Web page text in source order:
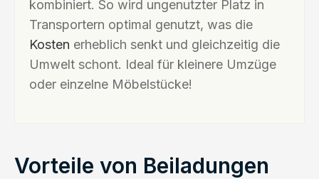
kombiniert. So wird ungenutzter Platz in
Transportern optimal genutzt, was die
Kosten erheblich senkt und gleichzeitig die
Umwelt schont. Ideal für kleinere Umzüge
oder einzelne Möbelstücke!
Vorteile von Beiladungen